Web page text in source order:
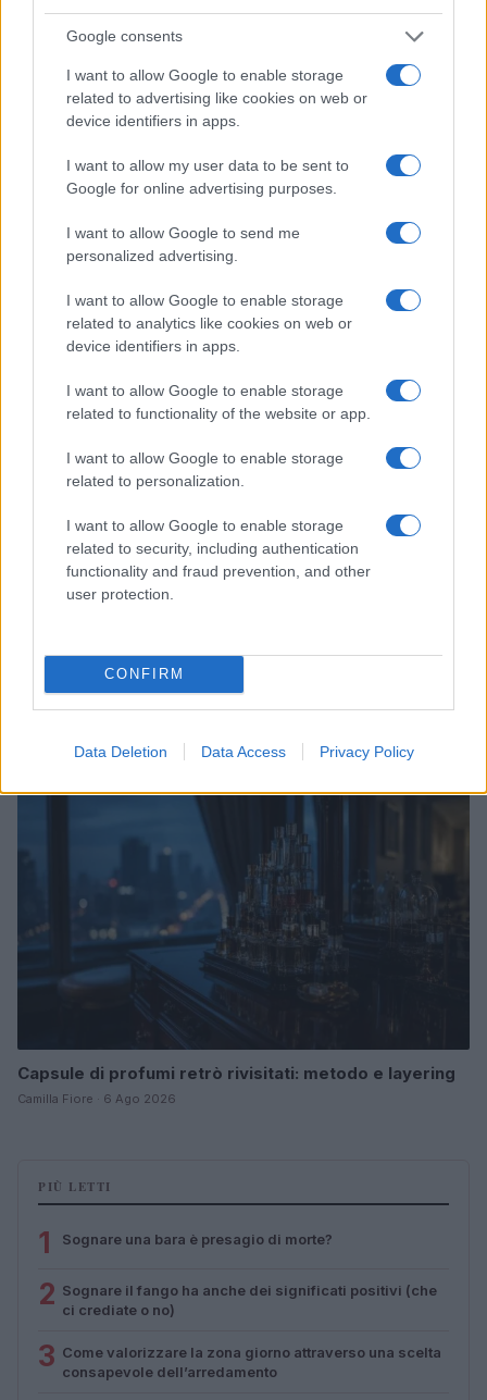
Google consents
I want to allow Google to enable storage
related to advertising like cookies on web or
device identifiers in apps.
I want to allow my user data to be sent to
Google for online advertising purposes.
I want to allow Google to send me
personalized advertising.
I want to allow Google to enable storage
related to analytics like cookies on web or
device identifiers in apps.
I want to allow Google to enable storage
related to functionality of the website or app.
I want to allow Google to enable storage
related to personalization.
I want to allow Google to enable storage
related to security, including authentication
functionality and fraud prevention, and other
user protection.
CONFIRM
Data Deletion Data Access Privacy Policy
essenza della bellezza
Camilla Fiore · 6 Ago 2026
Guida al biondo da supermodel: nuance, balayage e
gloss
Capsule di profumi retrò rivisitati: metodo e layering
Camilla Fiore · 6 Ago 2026
PIÙ LETTI
1 Sognare una bara è presagio di morte?
2 Sognare il fango ha anche dei significati positivi (che
ci crediate o no)
3 Come valorizzare la zona giorno attraverso una scelta
consapevole dell’arredamento